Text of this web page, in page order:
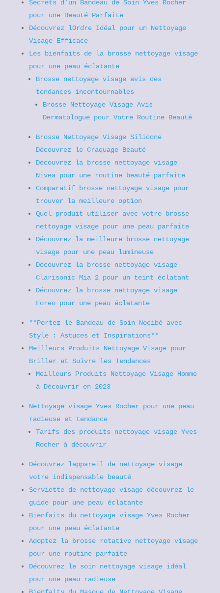
Secrets d’un Bandeau de Soin Yves Rocher
pour une Beauté Parfaite
Découvrez lOrdre Idéal pour un Nettoyage
Visage Efficace
Les bienfaits de la brosse nettoyage visage
pour une peau éclatante
Brosse nettoyage visage avis des
tendances incontournables
Brosse Nettoyage Visage Avis
Dermatologue pour Votre Routine Beauté
Brosse Nettoyage Visage Silicone
Découvrez le Craquage Beauté
Découvrez la brosse nettoyage visage
Nivea pour une routine beauté parfaite
Comparatif brosse nettoyage visage pour
trouver la meilleure option
Quel produit utiliser avec votre brosse
nettoyage visage pour une peau parfaite
Découvrez la meilleure brosse nettoyage
visage pour une peau lumineuse
Découvrez la brosse nettoyage visage
Clarisonic Mia 2 pour un teint éclatant
Découvrez la brosse nettoyage visage
Foreo pour une peau éclatante
**Portez le Bandeau de Soin Nocibé avec
Style : Astuces et Inspirations**
Meilleurs Produits Nettoyage Visage pour
Briller et Suivre les Tendances
Meilleurs Produits Nettoyage Visage Homme
à Découvrir en 2023
Nettoyage visage Yves Rocher pour une peau
radieuse et tendance
Tarifs des produits nettoyage visage Yves
Rocher à découvrir
Découvrez lappareil de nettoyage visage
votre indispensable beauté
Serviette de nettoyage visage découvrez le
guide pour une peau éclatante
Bienfaits du nettoyage visage Yves Rocher
pour une peau éclatante
Adoptez la brosse rotative nettoyage visage
pour une routine parfaite
Découvrez le soin nettoyage visage idéal
pour une peau radieuse